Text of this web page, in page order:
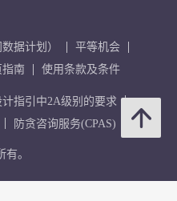
据计划）
平等机会
指南 使用条款及条件
指引中2A级别的要求
防贪咨询服务(CPAS)
。